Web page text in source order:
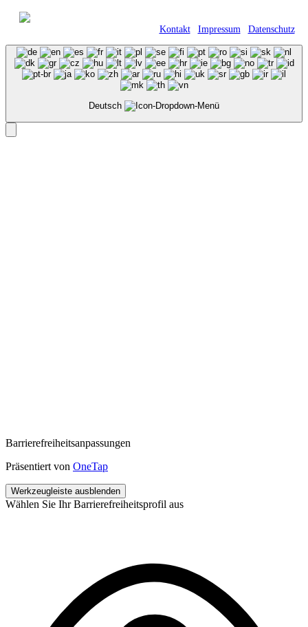
Kontakt| Impressum Datenschutz
Deutsch
Barrierefreiheitsanpassungen
Präsentiert von OneTap
Werkzeugleiste ausblenden
Wählen Sie Ihr Barrierefreiheitsprofil aus